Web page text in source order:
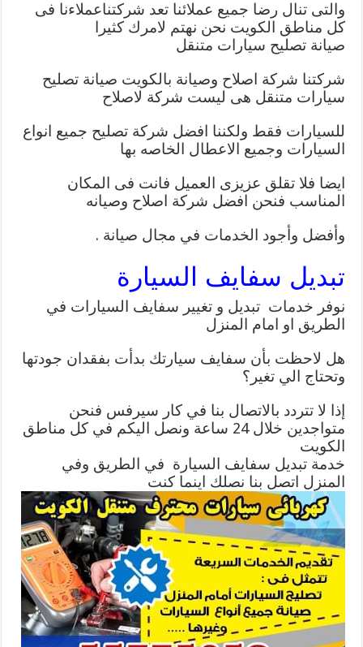
والتى تنال رضا جميع عملائنا تعد شركتناعملاءنا فى
كل مناطق الكويت نحن نهتم لامرك كثيرا
صيانة تصليح سيارات متنقل
شركتنا شركة اصلاح وصيانة بالكويت صيانة تصليح
سيارات متنقل هى ليست شركة لاصلاح
للسيارات فقط ولكننا افضل شركة تصليح جميع انواع
السيارات وجميع الاعطال الخاصه بها
ايضا فلا تقلق عزيزى العميل فانت فى المكان
المناسب فنحن افضل شركة اصلاح وصيانه
وأفضل وأجود الخدمات في مجال صيانة .
تبديل سفايف السيارة
نوفر خدمات تبديل و تغيير سفايف السيارات في
الطريق او امام المنزل
هل لاحظت بأن سفايف سيارتك بدأت بفقدان جودتها
وتحتاج الي تغير؟
إذا لا تتردد بالاتصال بنا في كار سيرفس فنحن
متواجدين خلال 24 ساعة ونصل اليكم في كل مناطق
الكويت
خدمة تبديل سفايف السيارة في الطريق وفي
المنزل اتصل بنا نصلك اينما كنت